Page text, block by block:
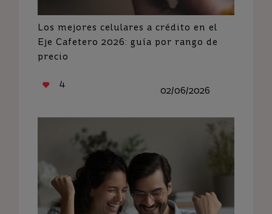
Los mejores celulares a crédito en el
Eje Cafetero 2026: guía por rango de
precio
4
02/06/2026